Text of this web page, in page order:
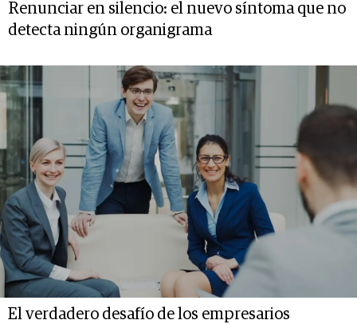
Renunciar en silencio: el nuevo síntoma que no
detecta ningún organigrama
El verdadero desafío de los empresarios